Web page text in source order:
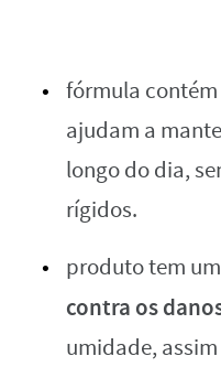
fórmula contém
ajudam a
longo do dia,
rígidos.
produto tem um
contra os
umidade,